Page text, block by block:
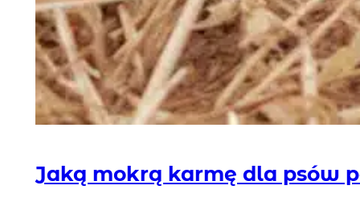
Jaką mokrą karmę dla psów